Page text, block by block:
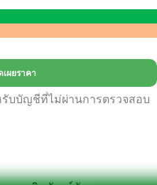
เผยราคา
บบัญชีที่ไม่ผ่านการตรวจสอบ